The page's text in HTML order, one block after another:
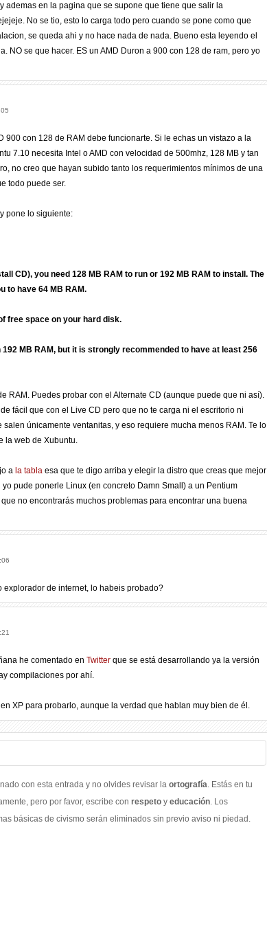
ademas en la pagina que se supone que tiene que salir la
No se tio, esto lo carga todo pero cuando se pone como que
se queda ahi y no hace nada de nada. Bueno esta leyendo el
NO se que hacer. ES un AMD Duron a 900 con 128 de ram, pero yo
900 con 128 de RAM debe funcionarte. Si le echas un vistazo a la
7.10 necesita Intel o AMD con velocidad de 500mhz, 128 MB y tan
no creo que hayan subido tanto los requerimientos mínimos de una
todo puede ser.
pone lo siguiente:
CD), you need 128 MB RAM to run or 192 MB RAM to install. The
to have 64 MB RAM.
free space on your hard disk.
MB RAM, but it is strongly recommended to have at least 256
RAM. Puedes probar con el Alternate CD (aunque puede que ni así).
fácil que con el Live CD pero que no te carga ni el escritorio ni
únicamente ventanitas, y eso requiere mucha menos RAM. Te lo
la web de Xubuntu.
a la tabla esa que te digo arriba y elegir la distro que creas que mejor
pude ponerle Linux (en concreto Damn Small) a un Pentium
no encontrarás muchos problemas para encontrar una buena
de internet, lo habeis probado?
he comentado en Twitter que se está desarrollando ya la versión
compilaciones por ahí.
XP para probarlo, aunque la verdad que hablan muy bien de él.
con esta entrada y no olvides revisar la ortografía. Estás en tu
pero por favor, escribe con respeto y educación. Los
básicas de civismo serán eliminados sin previo aviso ni piedad.